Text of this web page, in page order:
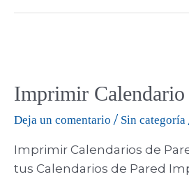
Imprimir Calendario
Deja un comentario / Sin categoría
Imprimir Calendarios de
tus Calendarios de Pared